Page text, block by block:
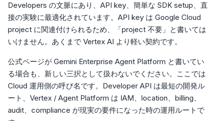
Developers の文脈にあり、API key、簡単な SDK setup、直
接の実験に最適化されています。API key は Google Cloud
project に関連付けられるため、「project 不要」と書いては
いけません。あくまで Vertex AI より軽い契約です。
公式ページが Gemini Enterprise Agent Platform と書いてい
る場合も、新しい三択として扱わないでください。ここでは
Cloud 運用側の呼び名です。Developer API は最短の開発ル
ート、Vertex / Agent Platform は IAM、location、billing、
audit、compliance が現実の要件になった時の運用ルートで